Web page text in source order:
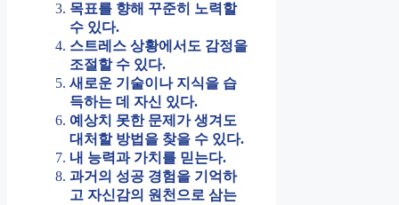
목표를 향해 꾸준히 노력할
수 있다.
스트레스 상황에서도 감정을
조절할 수 있다.
새로운 기술이나 지식을 습
득하는 데 자신 있다.
예상치 못한 문제가 생겨도
대처할 방법을 찾을 수 있다.
내 능력과 가치를 믿는다.
과거의 성공 경험을 기억하
고 자신감의 원천으로 삼는